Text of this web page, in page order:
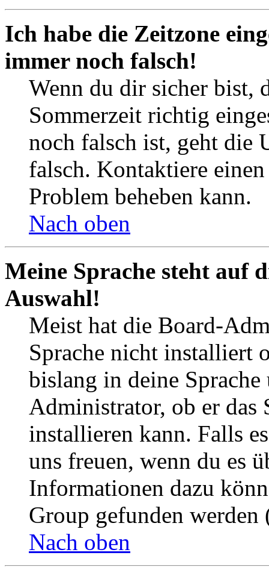
Ich habe die Zeitzone
immer noch falsch!
Wenn du dir sicher bist,
Sommerzeit richtig
noch falsch ist, geht die
falsch. Kontaktiere
Problem beheben kann.
Nach oben
Meine Sprache steht auf
Auswahl!
Meist hat die Board-
Sprache nicht installiert
bislang in deine
Administrator, ob er das
installieren kann. Falls
uns freuen, wenn du es
Informationen dazu
Group gefunden
Nach oben